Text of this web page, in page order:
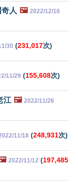
人 🖼️ 2022/12/16
30 (231,017次)
11/29 (155,608次)
江 🖼️ 2022/11/26
11/18 (248,931次)
2022/11/12 (197,485